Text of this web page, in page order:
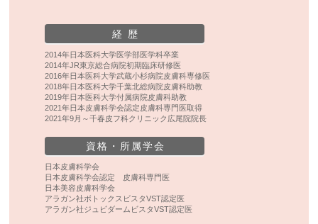
経 歴
2014年日本医科大学医学部医学科卒業
2014年JR東京総合病院初期臨床研修医
2016年日本医科大学武蔵小杉病院皮膚科専修医
2018年日本医科大学千葉北総病院皮膚科助教
2019年日本医科大学付属病院皮膚科助教
2021年日本皮膚科学会認定皮膚科専門医取得
2021年9月～千春皮フ科クリニック広尾院院長
資格・所属学会
日本皮膚科学会
日本皮膚科学会認定 皮膚科専門医
日本美容皮膚科学会
アラガン社ボトックスビスタVST認定医
アラガン社ジュビダームビスタVST認定医